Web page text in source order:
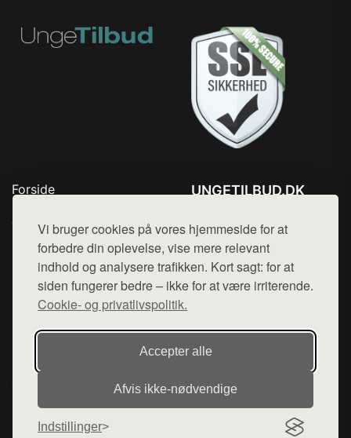
Vi bruger cookies på vores hjemmeside for at
forbedre din oplevelse, vise mere relevant
indhold og analysere trafikken. Kort sagt: for at
siden fungerer bedre – ikke for at være irriterende.
Cookie- og privatlivspolitik.
Accepter alle
Afvis ikke‑nødvendige
Indstillinger
Forside
Top Rabatter
Blog
Kontakt
UNGETILBUD.DK
Mail: hej@want.dk
Cookie- og privatlivspolitik
Denne side er en del af want.dk, der udgiver en række
hjemmesider med præsentation af forskellige produkter fra
diverse webshops. Der sælges ikke varer fra denne side - vi
varerne på lager.